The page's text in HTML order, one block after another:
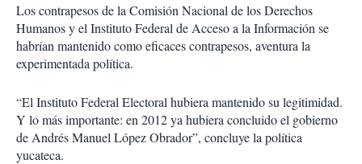
Los contrapesos de la Comisión Nacional de los Derechos
Humanos y el Instituto Federal de Acceso a la Información se
habrían mantenido como eficaces contrapesos, aventura la
experimentada política.
“El Instituto Federal Electoral hubiera mantenido su legitimidad.
Y lo más importante: en 2012 ya hubiera concluido el gobierno
de Andrés Manuel López Obrador”, concluye la política
yucateca.